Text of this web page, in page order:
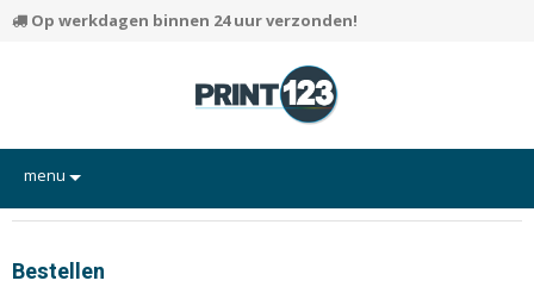
Op werkdagen binnen 24 uur verzonden!
menu
Flyers
Hand-outs/Losbladig
Bestellen